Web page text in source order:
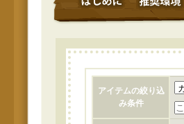
アイテムの絞り込
み条件